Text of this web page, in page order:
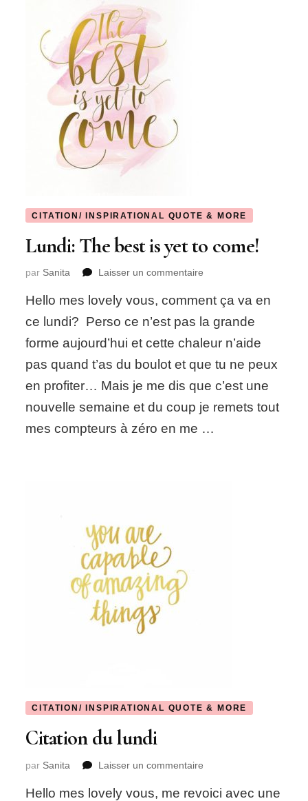
CITATION/ INSPIRATIONAL QUOTE & MORE
Lundi: The best is yet to come!
par Sanita Laisser un commentaire
The
is
yet
Hello mes lovely vous, comment ça va en
ce lundi? Perso ce n’est pas la grande
forme aujourd’hui et cette chaleur n’aide
pas quand t’as du boulot et que tu ne peux
en profiter… Mais je me dis que c’est une
nouvelle semaine et du coup je remets tout
mes compteurs à zéro en me …
CITATION/ INSPIRATIONAL QUOTE & MORE
Citation du lundi
par Sanita Laisser un commentaire
du
Hello mes lovely vous, me revoici avec une